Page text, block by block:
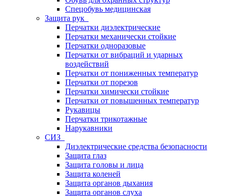
Спецобувь медицинская
Защита рук
Перчатки диэлектрические
Перчатки механически стойкие
Перчатки одноразовые
Перчатки от вибраций и ударных
воздействий
Перчатки от пониженных температур
Перчатки от порезов
Перчатки химически стойкие
Перчатки от повышенных температур
Рукавицы
Перчатки трикотажные
Нарукавники
СИЗ
Диэлектрические средства безопасности
Защита глаз
Защита головы и лица
Защита коленей
Защита органов дыхания
Защита органов слуха